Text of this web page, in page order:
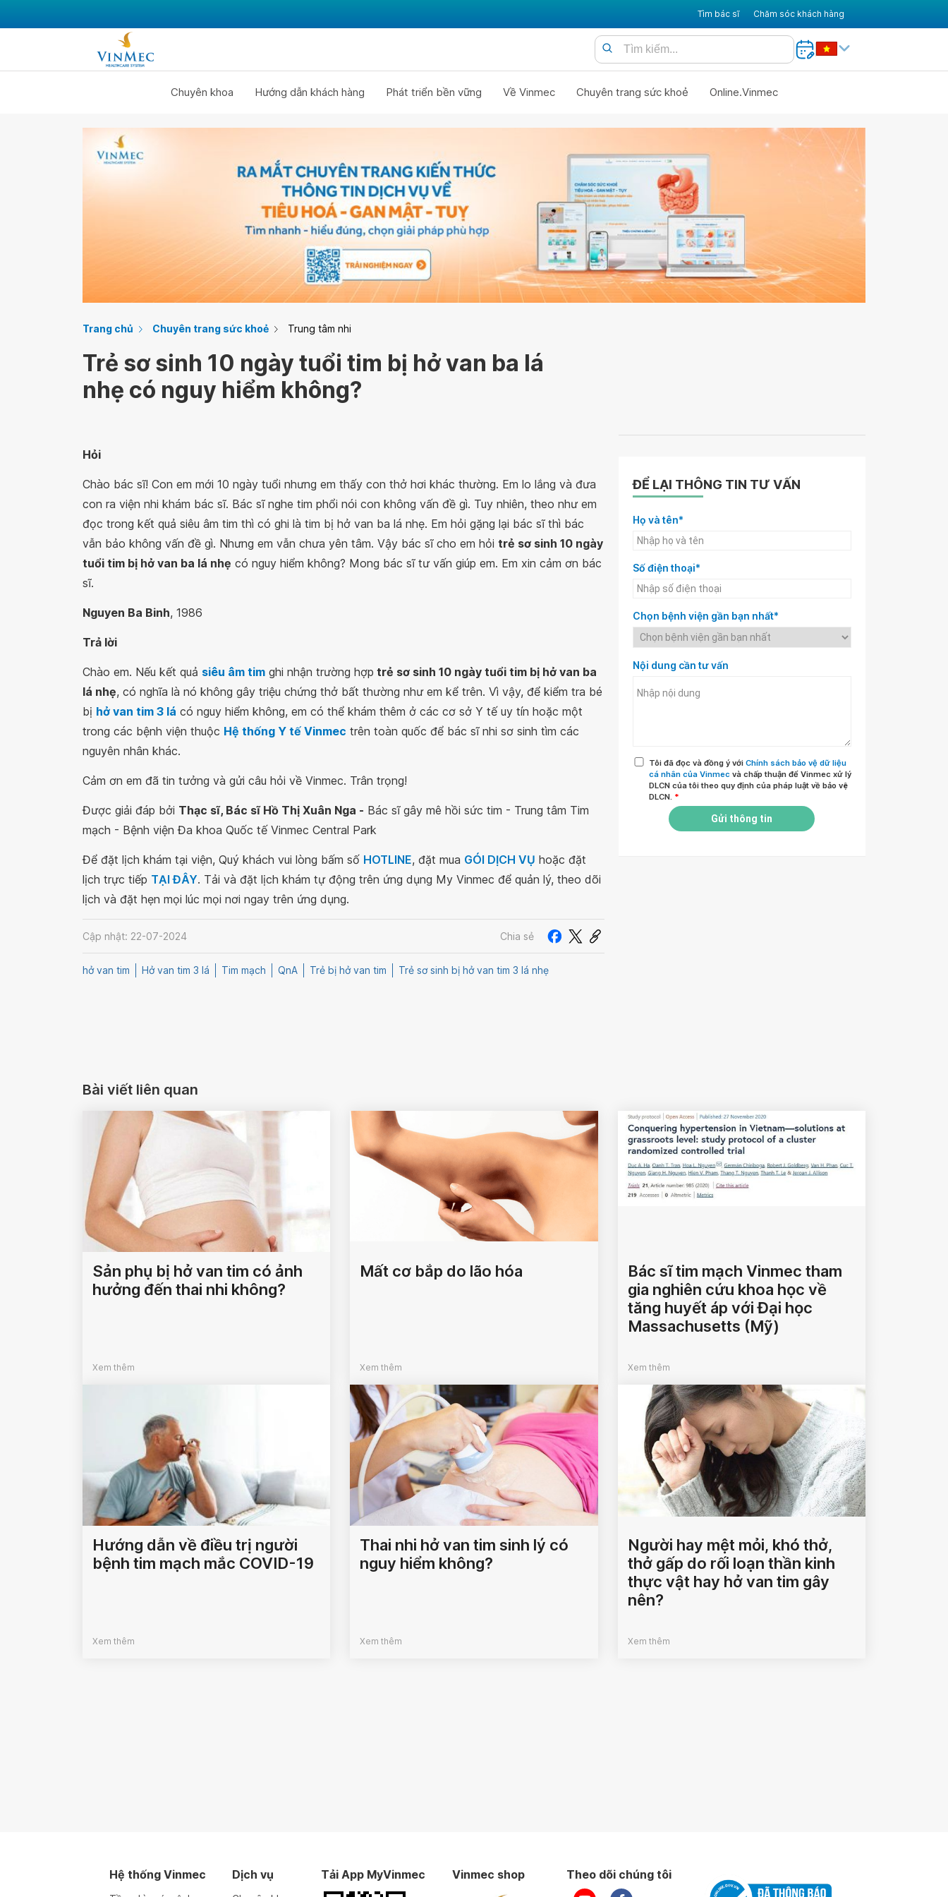
Tìm bác sĩ Chăm sóc khách hàng
Chuyên khoa Hướng dẫn khách hàng Phát triển bền vững Về Vinmec Chuyên trang sức khoẻ Online.Vinmec
Trang chủ Chuyên trang sức khoẻ Trung tâm nhi
Trẻ sơ sinh 10 ngày tuổi tim bị hở van ba lá
nhẹ có nguy hiểm không?
Hỏi
Chào bác sĩ! Con em mới 10 ngày tuổi nhưng em thấy con thở hơi khác thường. Em lo lắng và đưa
con ra viện nhi khám bác sĩ. Bác sĩ nghe tim phổi nói con không vấn đề gì. Tuy nhiên, theo như em
đọc trong kết quả siêu âm tim thì có ghi là tim bị hở van ba lá nhẹ. Em hỏi gặng lại bác sĩ thì bác
vẫn bảo không vấn đề gì. Nhưng em vẫn chưa yên tâm. Vậy bác sĩ cho em hỏi trẻ sơ sinh 10 ngày
tuổi tim bị hở van ba lá nhẹ có nguy hiểm không? Mong bác sĩ tư vấn giúp em. Em xin cảm ơn bác
sĩ.
Nguyen Ba Binh, 1986
Trả lời
Chào em. Nếu kết quả siêu âm tim ghi nhận trường hợp trẻ sơ sinh 10 ngày tuổi tim bị hở van ba
lá nhẹ, có nghĩa là nó không gây triệu chứng thở bất thường như em kể trên. Vì vậy, để kiểm tra bé
bị hở van tim 3 lá có nguy hiểm không, em có thể khám thêm ở các cơ sở Y tế uy tín hoặc một
trong các bệnh viện thuộc Hệ thống Y tế Vinmec trên toàn quốc để bác sĩ nhi sơ sinh tìm các
nguyên nhân khác.
Cảm ơn em đã tin tưởng và gửi câu hỏi về Vinmec. Trân trọng!
Được giải đáp bởi Thạc sĩ, Bác sĩ Hồ Thị Xuân Nga - Bác sĩ gây mê hồi sức tim - Trung tâm Tim
mạch - Bệnh viện Đa khoa Quốc tế Vinmec Central Park
Để đặt lịch khám tại viện, Quý khách vui lòng bấm số HOTLINE, đặt mua GÓI DỊCH VỤ hoặc đặt
lịch trực tiếp TẠI ĐÂY. Tải và đặt lịch khám tự động trên ứng dụng My Vinmec để quản lý, theo dõi
lịch và đặt hẹn mọi lúc mọi nơi ngay trên ứng dụng.
Cập nhật: 22-07-2024 Chia sẻ
hở van tim Hở van tim 3 lá Tim mạch QnA Trẻ bị hở van tim Trẻ sơ sinh bị hở van tim 3 lá nhẹ
ĐỂ LẠI THÔNG TIN TƯ VẤN
Họ và tên*
Số điện thoại*
Chọn bệnh viện gần bạn nhất*
Nội dung cần tư vấn
Tôi đã đọc và đồng ý với Chính sách bảo vệ dữ liệu
cá nhân của Vinmec và chấp thuận để Vinmec xử lý
DLCN của tôi theo quy định của pháp luật về bảo vệ
DLCN. *
Gửi thông tin
Bài viết liên quan
Sản phụ bị hở van tim có ảnh
hưởng đến thai nhi không?
Xem thêm
Mất cơ bắp do lão hóa
Xem thêm
Bác sĩ tim mạch Vinmec tham
gia nghiên cứu khoa học về
tăng huyết áp với Đại học
Massachusetts (Mỹ)
Xem thêm
Hướng dẫn về điều trị người
bệnh tim mạch mắc COVID-19
Xem thêm
Thai nhi hở van tim sinh lý có
nguy hiểm không?
Xem thêm
Người hay mệt mỏi, khó thở,
thở gấp do rối loạn thần kinh
thực vật hay hở van tim gây
nên?
Xem thêm
Hệ thống Vinmec Dịch vụ Tải App MyVinmec Vinmec shop Theo dõi chúng tôi